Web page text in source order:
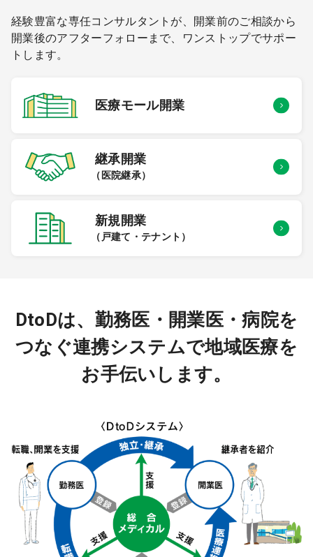
経験豊富な専任コンサルタントが、開業前のご相談から
開業後のアフターフォローまで、ワンストップでサポー
トします。
医療モール開業
継承開業
（医院継承）
新規開業
（戸建て・テナント）
DtoDは、勤務医・開業医・病院を
つなぐ連携システムで地域医療を
お手伝いします。